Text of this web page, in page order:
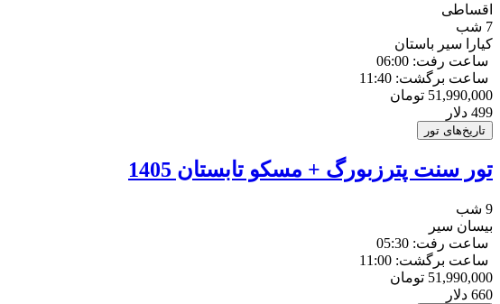
اقساطی
7 شب
کیارا سیر باستان
ساعت رفت: 06:00
ساعت برگشت: 11:40
51,990,000 تومان
499 دلار
تاریخ‌های تور
تور سنت پترزبورگ + مسکو تابستان 1405
9 شب
بیسان سیر
ساعت رفت: 05:30
ساعت برگشت: 11:00
51,990,000 تومان
660 دلار